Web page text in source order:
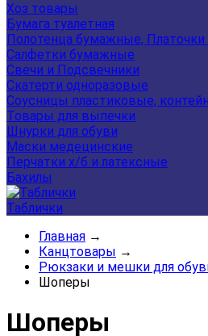
Хоз товары
Бумага туалетная
Полотенца бумажные,
Салфетки бумажные
Свечи и Подсвечники
Скатерти одноразовые
Соусницы пластиковые,
Товары для выпечки
Шнурки для обуви
Маски медецинские
Перчатки х/б и латексные
Бахилы
Таблички
Главная →
Канцтовары →
Рюкзаки и мешки для
Шоперы
Шоперы